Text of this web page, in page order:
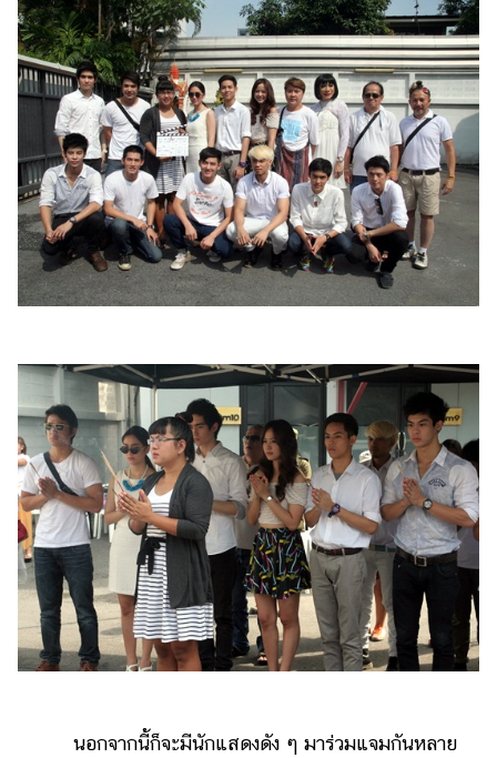
นอกจากนี้ก็จะมีนักแสดงดัง ๆ มาร่วมแจมกันหลาย